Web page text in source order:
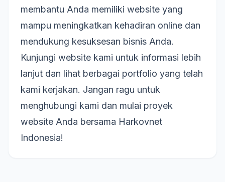
membantu Anda memiliki website yang
mampu meningkatkan kehadiran online dan
mendukung kesuksesan bisnis Anda.
Kunjungi website kami untuk informasi lebih
lanjut dan lihat berbagai portfolio yang telah
kami kerjakan. Jangan ragu untuk
menghubungi kami dan mulai proyek
website Anda bersama Harkovnet
Indonesia!